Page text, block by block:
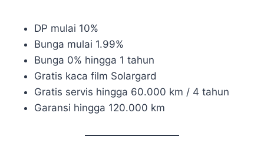
DP mulai 10%
Bunga mulai 1.99%
Bunga 0% hingga 1 tahun
Gratis kaca film Solargard
Gratis servis hingga 60.000 km / 4 tahun
Garansi hingga 120.000 km